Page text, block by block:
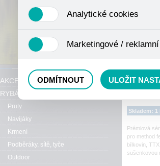
Skladem: 1
Prémiová
pro method
bílkovin,
sušenkovou
AKCE, SLEVY, VÝPRODEJ
RYBÁŘSKÝ SORTIMENT
Pruty
Navijáky
Krmení
Podběráky, sítě, tyče
Outdoor
se mimo jiné k ukládání produktů v
není zapotřebí Váš souhlas a není
Analytické cookies
nejedná o osobní údaje, protože
odkazy, prohlížené zboží apod.
Marketingové /
ODMÍTNOUT ULOŽIT